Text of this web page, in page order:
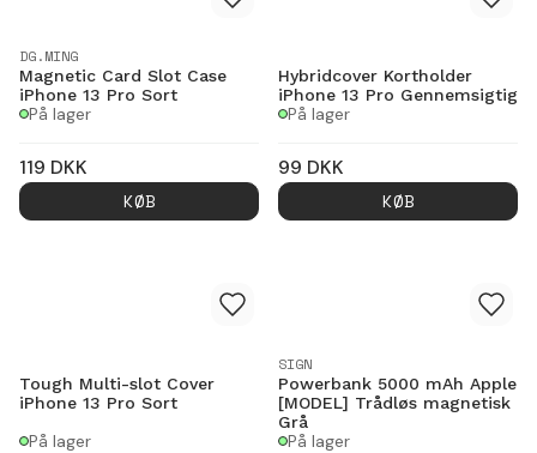
DG.MING
Magnetic Card Slot Case
iPhone 13 Pro Sort
På lager
119 DKK
KØB
Hybridcover Kortholder
iPhone 13 Pro Gennemsigtig
På lager
99 DKK
KØB
Tough Multi-slot Cover
iPhone 13 Pro Sort
På lager
SIGN
Powerbank 5000 mAh Apple
[MODEL] Trådløs magnetisk
Grå
På lager